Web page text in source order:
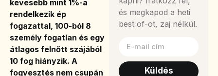
kevesebb mint 1%-a
rendelkezik ép
fogazattal, 100-ból 8
személy fogatlan és egy
átlagos felnőtt szájából
10 fog hiányzik. A
fogvesztés nem csupán
és megkapod a heti
best of-ot, zaj nélkül.
Küldés